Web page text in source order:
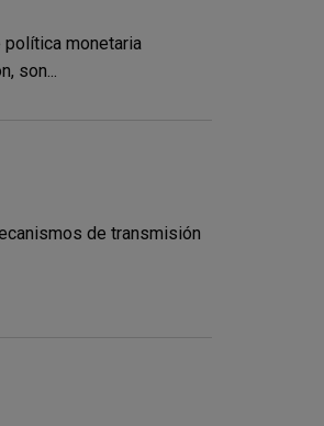
monetaria
son...
de transmisión